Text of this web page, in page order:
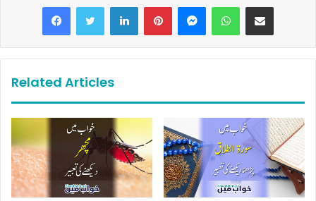
LinkedInPinterestMessengerWhatsAppShare via Email
Related Articles